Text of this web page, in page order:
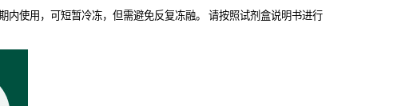
使用，可短暂冷冻，但需避免反复冻融。 请按照试剂盒说明书进行